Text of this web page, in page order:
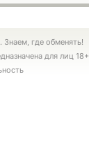
где обменять!
для лиц 18+